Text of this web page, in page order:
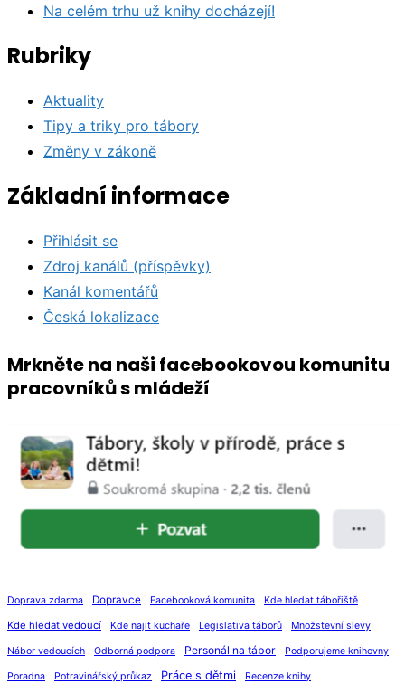
Na celém trhu už knihy docházejí!
Rubriky
Aktuality
Tipy a triky pro tábory
Změny v zákoně
Základní informace
Přihlásit se
Zdroj kanálů (příspěvky)
Kanál komentářů
Česká lokalizace
Mrkněte na naši facebookovou komunitu
pracovníků s mládeží
Doprava zdarma Dopravce Facebooková komunita Kde hledat tábořiště
Kde hledat vedoucí Kde najit kuchaře Legislativa táborů Množstevní slevy
Nábor vedoucích Odborná podpora Personál na tábor Podporujeme knihovny
Poradna Potravinářský průkaz Práce s dětmi Recenze knihy